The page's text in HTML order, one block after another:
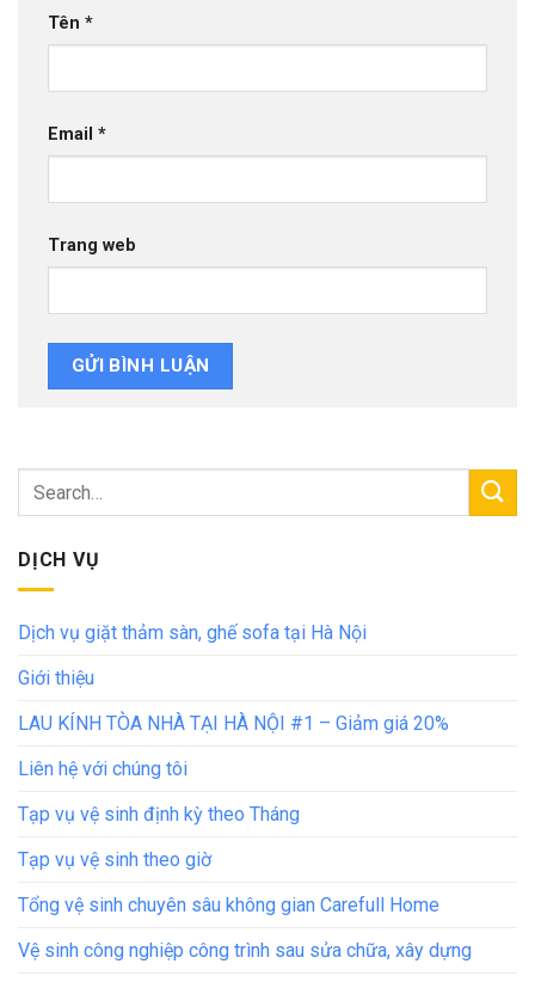
Tên *
Email *
Trang web
DỊCH VỤ
Dịch vụ giặt thảm sàn, ghế sofa tại Hà Nội
Giới thiệu
LAU KÍNH TÒA NHÀ TẠI HÀ NỘI #1 – Giảm giá 20%
Liên hệ với chúng tôi
Tạp vụ vệ sinh định kỳ theo Tháng
Tạp vụ vệ sinh theo giờ
Tổng vệ sinh chuyên sâu không gian Carefull Home
Vệ sinh công nghiệp công trình sau sửa chữa, xây dựng